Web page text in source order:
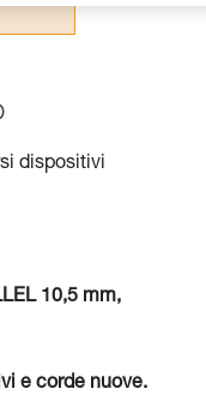
dispositivi
10,5 mm,
e corde nuove.